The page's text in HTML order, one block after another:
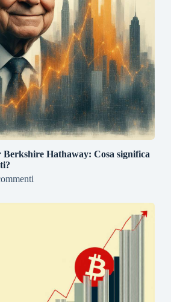
Hathaway: Cosa significa